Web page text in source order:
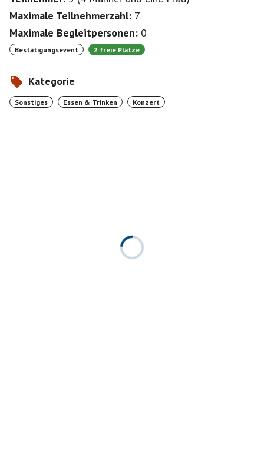
Maximale Teilnehmerzahl: 7
Maximale Begleitpersonen: 0
Bestätigungsevent 2 freie Plätze
Kategorie
Sonstiges Essen & Trinken Konzert